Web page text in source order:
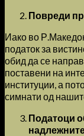
Повреди
Иако во
податок за
обид да се
поставени на
институции, а
симнати од
Податоци